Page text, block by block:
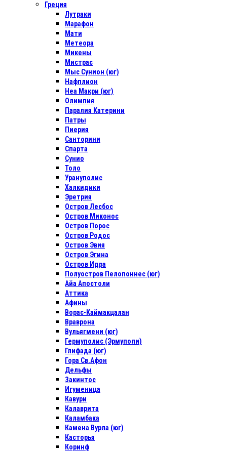
Греция
Лутраки
Марафон
Мати
Метеора
Микены
Мистрас
Мыс Сунион (юг)
Нафплион
Неа Макри (юг)
Олимпия
Паралия Катерини
Патры
Пиерия
Санторини
Спарта
Сунио
Толо
Урануполис
Халкидики
Эретрия
Остров Лесбос
Остров Миконос
Остров Порос
Остров Родос
Остров Эвия
Остров Эгина
Остров Идра
Полуостров Пелопоннес (юг)
Айа Апостоли
Аттика
Афины
Ворас-Каймакцалан
Враврона
Вульягмени (юг)
Гермуполис (Эрмуполи)
Глифада (юг)
Гора Св.Афон
Дельфы
Закинтос
Игуменица
Кавури
Калаврита
Каламбака
Камена Вурла (юг)
Касторья
Коринф